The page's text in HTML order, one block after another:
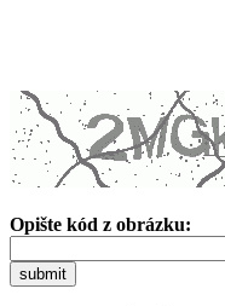
Opište kód z obrázku:
submit